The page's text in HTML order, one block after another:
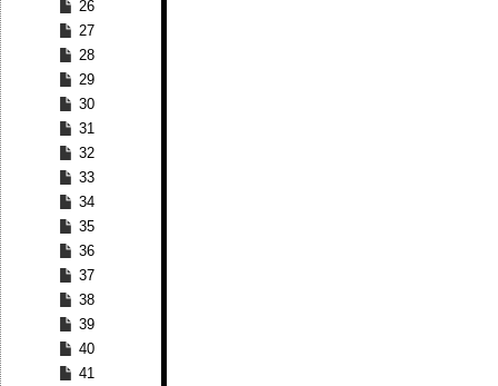
26
27
28
29
30
31
32
33
34
35
36
37
38
39
40
41